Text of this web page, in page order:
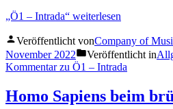
„Ö1 – Intrada“ weiterlesen
Veröffentlicht vonCompany of
November 2022
Veröffentlicht in
Kommentarzu Ö1 – Intrada
Homo Sapiens beim